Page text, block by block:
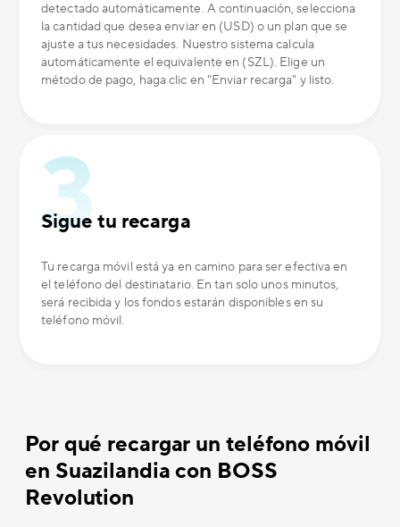
detectado automáticamente. A continuación, selecciona
la cantidad que desea enviar en (USD) o un plan que se
ajuste a tus necesidades. Nuestro sistema calcula
automáticamente el equivalente en (SZL). Elige un
método de pago, haga clic en "Enviar recarga" y listo.
Sigue tu recarga
Tu recarga móvil está ya en camino para ser efectiva en
el teléfono del destinatario. En tan solo unos minutos,
será recibida y los fondos estarán disponibles en su
teléfono móvil.
Por qué recargar un teléfono móvil
en Suazilandia con BOSS
Revolution